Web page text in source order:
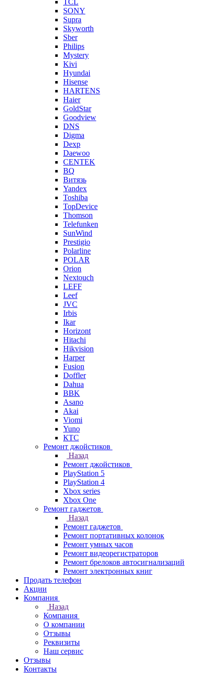
TCL
SONY
Supra
Skyworth
Sber
Philips
Mystery
Kivi
Hyundai
Hisense
HARTENS
Haier
GoldStar
Goodview
DNS
Digma
Dexp
Daewoo
CENTEK
BQ
Витязь
Yandex
Toshiba
TopDevice
Thomson
Telefunken
SunWind
Prestigio
Polarline
POLAR
Orion
Nextouch
LEFF
Leef
JVC
Irbis
Ikar
Horizont
Hitachi
Hikvision
Harper
Fusion
Doffler
Dahua
BBK
Asano
Akai
Viomi
Yuno
КТС
Ремонт джойстиков
Назад
Ремонт джойстиков
PlayStation 5
PlayStation 4
Xbox series
Xbox One
Ремонт гаджетов
Назад
Ремонт гаджетов
Ремонт портативных колонок
Ремонт умных часов
Ремонт видеорегистраторов
Ремонт брелоков автосигнализаций
Ремонт электронных книг
Продать телефон
Акции
Компания
Назад
Компания
О компании
Отзывы
Реквизиты
Наш сервис
Отзывы
Контакты